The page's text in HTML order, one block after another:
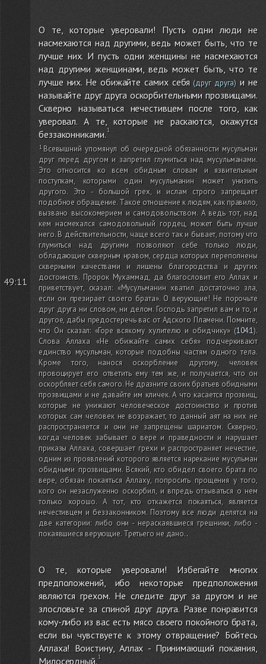
49:11
О те, которые уверовали! Пусть одни люди не
насмехаются над другими, ведь может быть, что те
лучше них. И пусть одни женщины не насмехаются
над другими женщинами, ведь может быть, что те
лучше них. Не обижайте самих себя (друг друга) и не
называйте друг друга оскорбительными прозвищами.
Скверно называться нечестивцем после того, как
уверовал. А те, которые не раскаются, окажутся
беззаконниками.
Всевышний упомянул об очередной обязанности мусульман
друг перед другом и запретил глумиться над мусульманами.
Это относится ко всем обидным словам и язвительным
поступкам, которыми один мусульманин может унизить
другого. Это - большой грех, и ислам строго запрещает
подобное обращение. Такое отношение к людям, как правило,
вызвано высокомерием и самодовольством. А ведь тот, над
кем насмехался самодовольный гордец, может быть лучше
него. В действительности, чаще всего так и бывает, потому что
глумиться над другими позволяют себе только люди,
обладающие скверным нравом, сердца которых переполнены
скверными качествами и лишены благородства и других
достоинств. Пророк Мухаммад, да благословит его Аллах и
приветствует, сказал: «Мусульманин хватил достаточно зла,
если он презирает своего брата». О верующие! Не порочьте
друг друга ни словом, ни делом. Господь запретил вам и то, и
другое, дабы предостеречь вас от Адского Пламени. Помните,
что Он сказал: «Горе всякому хулителю и обидчику»(104:1).
Слова Аллаха «Не обижайте самих себя» подчеркивают
единство мусульман, которые подобны частям одного тела.
Кроме того, нанося оскорбление другому, человек
провоцирует его ответить ему тем же, и получается, что он
оскорбляет себя самого. Не дразните своих братьев обидными
прозвищами и не давайте им кличек. А что касается прозвищ,
которые не унижают человеческое достоинство и против
которых сам человек не возражает, то данный аят на них не
распространяется и они не запрещены шариатом. Скверно,
когда человек забывает о вере и праведности и нарушает
приказы Аллаха, совершает грехи и распространяет нечестие,
одним из проявлений которого является нарекание мусульман
обидными прозвищами. Всякий, кто обидел своего брата по
вере, обязан покаяться Аллаху, попросить прощения у того,
кого он незаслуженно оскорбил, и впредь отзываться о нем
только хорошо. А тот, кто откажется покаяться, является
нечестивцем и беззаконником. Поэтому все люди делятся на
две категории: либо они - нераскаявшиеся грешники, либо -
покаявшиеся верующие. Третьего не дано..
О те, которые уверовали! Избегайте многих
предположений, ибо некоторые предположения
являются грехом. Не следите друг за другом и не
злословьте за спиной друг друга. Разве понравится
кому-либо из вас есть мясо своего покойного брата,
если вы чувствуете к этому отвращение? Бойтесь
Аллаха! Воистину, Аллах - Принимающий покаяния,
Милосердный.